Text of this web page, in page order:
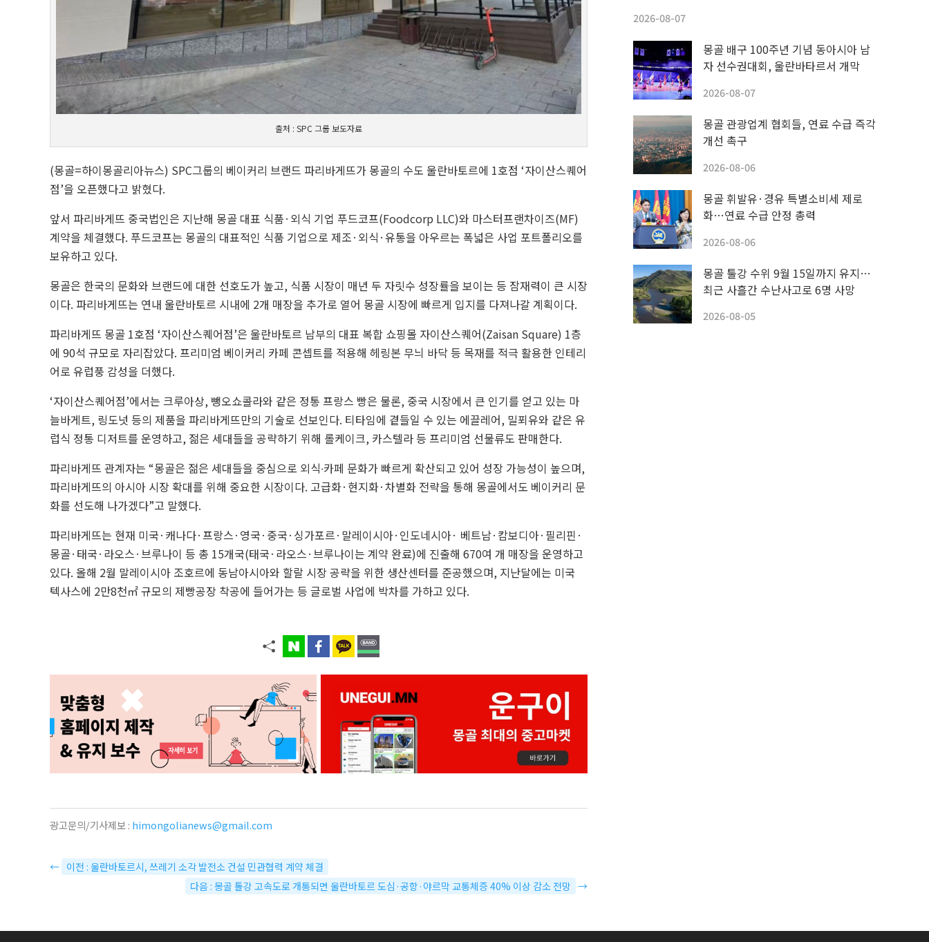
출처 : SPC 그룹 보도자료
(몽골=하이몽골리아뉴스) SPC그룹의 베이커리 브랜드 파리바게뜨가 몽골의 수도 울란바토르에 1호점 ‘자이산스퀘어
점’을 오픈했다고 밝혔다.
앞서 파리바게뜨 중국법인은 지난해 몽골 대표 식품·외식 기업 푸드코프(Foodcorp LLC)와 마스터프랜차이즈(MF)
계약을 체결했다. 푸드코프는 몽골의 대표적인 식품 기업으로 제조·외식·유통을 아우르는 폭넓은 사업 포트폴리오를
보유하고 있다.ㅤ
몽골은 한국의 문화와 브랜드에 대한 선호도가 높고, 식품 시장이 매년 두 자릿수 성장률을 보이는 등 잠재력이 큰 시장
이다. 파리바게뜨는 연내 울란바토르 시내에 2개 매장을 추가로 열어 몽골 시장에 빠르게 입지를 다져나갈 계획이다.
파리바게뜨 몽골 1호점 ‘자이산스퀘어점’은 울란바토르 남부의 대표 복합 쇼핑몰 자이산스퀘어(Zaisan Square) 1층
에 90석 규모로 자리잡았다. 프리미엄 베이커리 카페 콘셉트를 적용해 헤링본 무늬 바닥 등 목재를 적극 활용한 인테리
어로 유럽풍 감성을 더했다.
‘자이산스퀘어점’에서는 크루아상, 뺑오쇼콜라와 같은 정통 프랑스 빵은 물론, 중국 시장에서 큰 인기를 얻고 있는 마
늘바게트, 링도넛 등의 제품을 파리바게뜨만의 기술로 선보인다. 티타임에 곁들일 수 있는 에끌레어, 밀푀유와 같은 유
럽식 정통 디저트를 운영하고, 젊은 세대들을 공략하기 위해 롤케이크, 카스텔라 등 프리미엄 선물류도 판매한다.
파리바게뜨 관계자는 “몽골은 젊은 세대들을 중심으로 외식∙카페 문화가 빠르게 확산되고 있어 성장 가능성이 높으며,
파리바게뜨의 아시아 시장 확대를 위해 중요한 시장이다. 고급화·현지화·차별화 전략을 통해 몽골에서도 베이커리 문
화를 선도해 나가겠다”고 말했다.
파리바게뜨는 현재 미국·캐나다·프랑스·영국·중국·싱가포르·말레이시아·인도네시아· 베트남·캄보디아·필리핀·
몽골·태국·라오스·브루나이 등 총 15개국(태국·라오스·브루나이는 계약 완료)에 진출해 670여 개 매장을 운영하고
있다. 올해 2월 말레이시아 조호르에 동남아시아와 할랄 시장 공략을 위한 생산센터를 준공했으며, 지난달에는 미국
텍사스에 2만8천㎡ 규모의 제빵공장 착공에 들어가는 등 글로벌 사업에 박차를 가하고 있다.
광고문의/기사제보 : himongolianews@gmail.com
← 이전 : 울란바토르시, 쓰레기 소각 발전소 건설 민관협력 계약 체결
다음 : 몽골 톨강 고속도로 개통되면 울란바토르 도심·공항·야르막 교통체증 40% 이상 감소 전망 →
2026-08-07
몽골 배구 100주년 기념 동아시아 남
자 선수권대회, 울란바타르서 개막
2026-08-07
몽골 관광업계 협회들, 연료 수급 즉각
개선 촉구
2026-08-06
몽골 휘발유·경유 특별소비세 제로
화…연료 수급 안정 총력
2026-08-06
몽골 툴강 수위 9월 15일까지 유지…
최근 사흘간 수난사고로 6명 사망
2026-08-05